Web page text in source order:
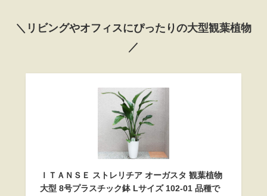
＼リビングやオフィスにぴったりの大型観葉植物
／
ＩＴＡＮＳＥ ストレリチア オーガスタ 観葉植物
大型 8号プラスチック鉢 Lサイズ 102-01 品種で